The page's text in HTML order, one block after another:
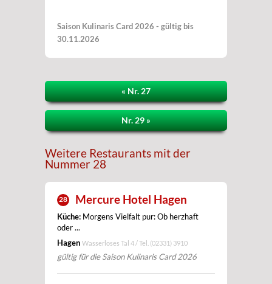
Saison Kulinaris Card 2026 - gültig bis
30.11.2026
« Nr. 27
Nr. 29 »
Weitere Restaurants mit der
Nummer 28
28 Mercure Hotel Hagen
Küche: Morgens Vielfalt pur: Ob herzhaft
oder ...
Hagen Wasserloses Tal 4 / Tel. (02331) 3910
gültig für die Saison Kulinaris Card 2026